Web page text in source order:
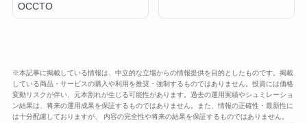
OCCTO
※本記事に掲載している情報は、中立的な立場からの情報提供を目的としたものです。掲載
している商品・サービスの購入や利用を推奨・強制するものではありません。投資には価格
変動リスクが伴い、元本割れが生じる可能性があります。過去の運用実績やシュミレーショ
ン結果は、将来の運用成果を保証するものではありません。また、情報の正確性・最新性に
は十分配慮しておりますが、 内容の完全性や将来の結果を保証するものではありません。